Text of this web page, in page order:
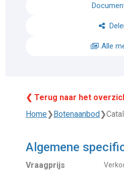
Alle
❮ Terug naar het
Home❯Botenaanbod❯
Algemene
Vraagprijs